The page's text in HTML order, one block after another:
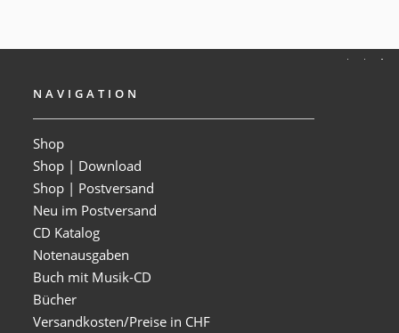
NAVIGATION
Shop
Shop | Download
Shop | Postversand
Neu im Postversand
CD Katalog
Notenausgaben
Buch mit Musik-CD
Bücher
Versandkosten/Preise in CHF